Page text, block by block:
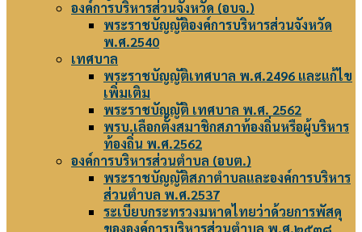
องค์การบริหารส่วนจังหวัด (อบจ.)
พระราชบัญญัติองค์การบริหารส่วนจังหวัด
พ.ศ.2540
เทศบาล
พระราชบัญญัติเทศบาล พ.ศ.2496 และแก้ไข
เพิ่มเติม
พระราชบัญญัติ เทศบาล พ.ศ. 2562
พรบ.เลือกตั้งสมาชิกสภาท้องถิ่นหรือผู้บริหาร
ท้องถิ่น พ.ศ.2562
องค์การบริหารส่วนตำบล (อบต.)
พระราชบัญญัติสภาตำบลและองค์การบริหาร
ส่วนตำบล พ.ศ.2537
ระเบียบกระทรวงมหาดไทยว่าด้วยการพัสดุ
ขององค์การบริหารส่วนตำบล พ.ศ.๒๕๓๘